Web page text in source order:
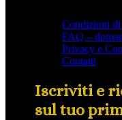
Condizioni di
FAQ –
Privacy e
Contatti
Iscriviti e
sul tuo